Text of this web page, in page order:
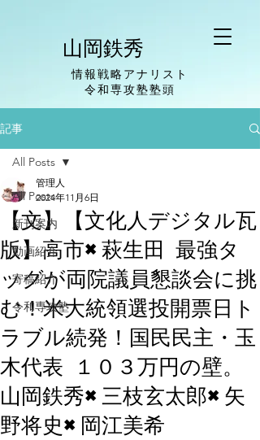
山岡鉄秀
情報戦略アナリスト
​令和専攻塾塾頭
記事
All Posts
新刊案内
動画紹介
寄稿紹介
令和専攻塾
All Posts
【文】【文化人デジタル瓦
版】高市×萩生田 最強タ
ッグが両院議員懇談会に挑
む！米大統領選投開票日ト
ラブル続発！国民民主・玉
木代表 １０３万円の壁。
山岡鉄秀×三枝玄太郎×矢
野将史×岡江美希
管理人
2024年11月6日